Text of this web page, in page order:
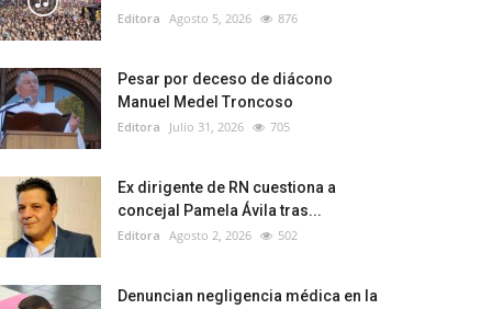
Editora Agosto 5, 2026 876
Pesar por deceso de diácono
Manuel Medel Troncoso
Editora Julio 31, 2026 705
Ex dirigente de RN cuestiona a
concejal Pamela Ávila tras...
Editora Agosto 2, 2026 502
Denuncian negligencia médica en la